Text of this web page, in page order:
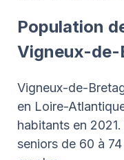
Population
Vigneux-de-
Vigneux-de-
en Loire-
habitants en
seniors de 60 à